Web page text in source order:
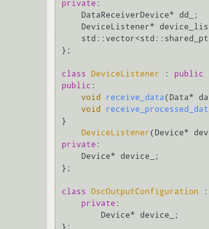
private :
};
class DeviceListener : public
public :
void
receive_data (Data*
void
}
DeviceListener(Device*
private :
};
class OscOutputConfiguration :
private :
};